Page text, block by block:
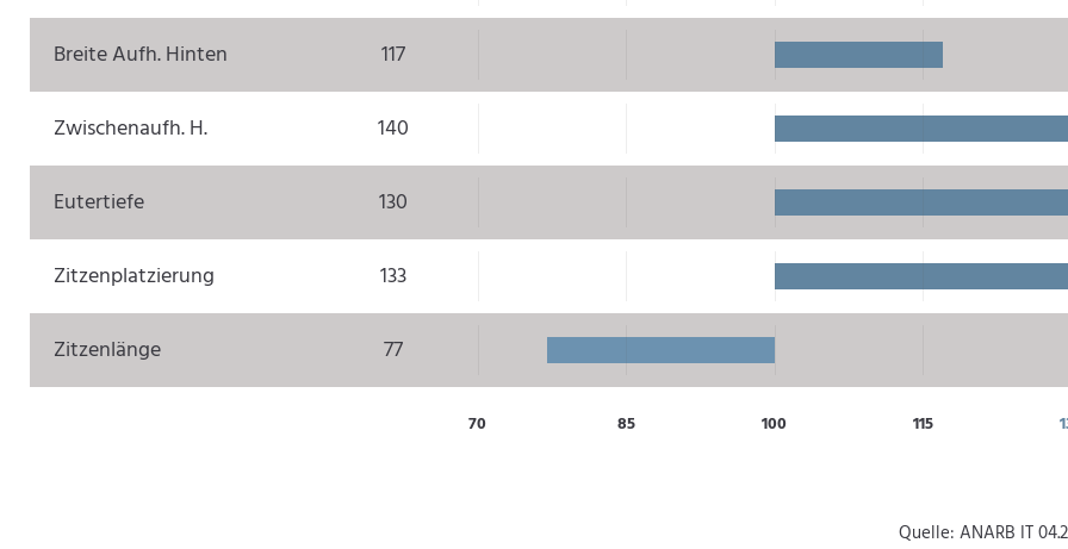
Breite Aufh. Hinten 117
Zwischenaufh. H. 140
Eutertiefe 130
Zitzenplatzierung 133
Zitzenlänge 77
70 85 100 115
Quelle: ANARB IT